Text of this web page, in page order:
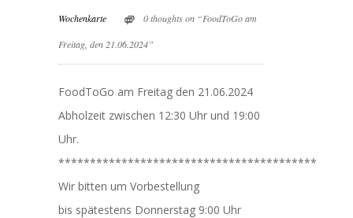
Wochenkarte 0 thoughts on “FoodToGo am
Freitag, den 21.06.2024”
FoodToGo am Freitag den 21.06.2024
Abholzeit zwischen 12:30 Uhr und 19:00
Uhr.
*****************************************
Wir bitten um Vorbestellung
bis spätestens Donnerstag 9:00 Uhr